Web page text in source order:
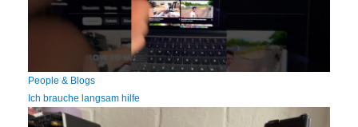
People & Blogs
Ich brauche langsam hilfe